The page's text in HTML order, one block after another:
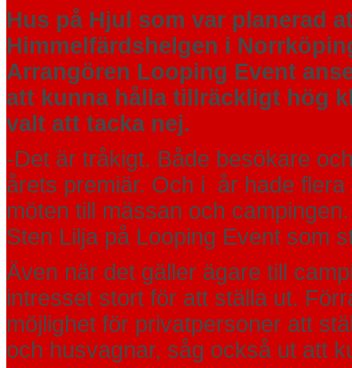
Hus på Hjul som var planerad
Himmelfärdshelgen i
Arrangören Looping Event
att kunna hålla tillräckligt hög
valt att tacka nej.
-Det är tråkigt. Både besökare
årets premiär. Och i år hade
möten till mässan och
Sten Lilja på Looping Event som
Även när det gäller ägare till
intresset stort för att ställa ut.
möjlighet för privatpersoner att
och husvagnar, såg också ut att